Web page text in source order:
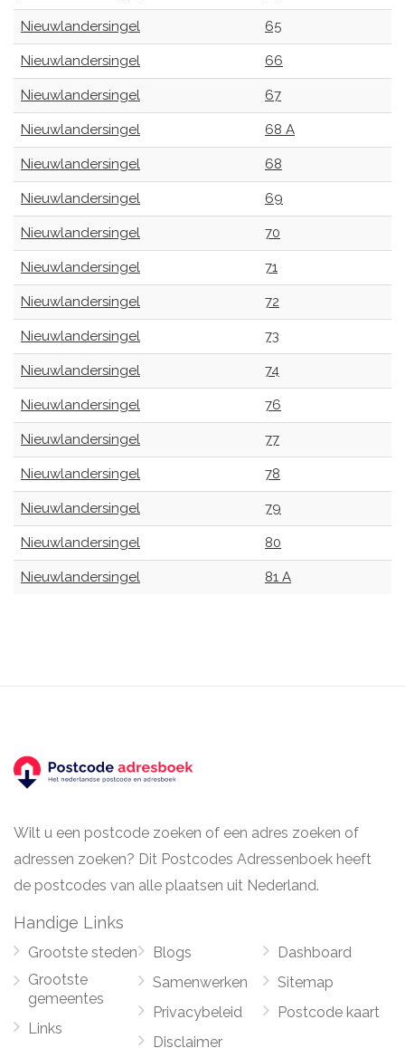
Nieuwlandersingel 65
Nieuwlandersingel 66
Nieuwlandersingel 67
Nieuwlandersingel 68 A
Nieuwlandersingel 68
Nieuwlandersingel 69
Nieuwlandersingel 70
Nieuwlandersingel 71
Nieuwlandersingel 72
Nieuwlandersingel 73
Nieuwlandersingel 74
Nieuwlandersingel 76
Nieuwlandersingel 77
Nieuwlandersingel 78
Nieuwlandersingel 79
Nieuwlandersingel 80
Nieuwlandersingel 81 A
Wilt u een postcode zoeken of een adres zoeken of
adressen zoeken? Dit Postcodes Adressenboek heeft
de postcodes van alle plaatsen uit Nederland.
Handige Links
Grootste steden
Grootste
gemeentes
Links
Blogs
Samenwerken
Privacybeleid
Disclaimer
Dashboard
Sitemap
Postcode kaart